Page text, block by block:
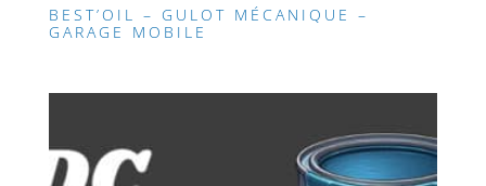
BEST’OIL – GULOT MÉCANIQUE –
GARAGE MOBILE